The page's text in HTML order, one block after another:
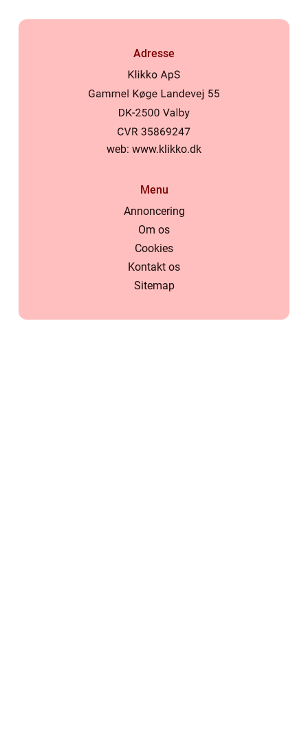
Adresse
web: www.klikko.dk
Menu
Annoncering
Om os
Cookies
Kontakt os
Sitemap